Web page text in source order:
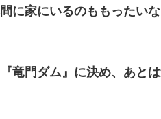
に家にいるのももったい
竜門ダム』に決め、あと